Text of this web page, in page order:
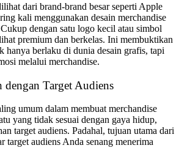
dari brand-brand besar seperti Apple
kali menggunakan desain merchandise
dengan satu logo kecil atau simbol
premium dan berkelas. Ini membuktikan
hanya berlaku di dunia desain grafis, tapi
melalui merchandise.
dengan Target Audiens
umum dalam membuat merchandise
yang tidak sesuai dengan gaya hidup,
target audiens. Padahal, tujuan utama dari
target audiens Anda senang menerima